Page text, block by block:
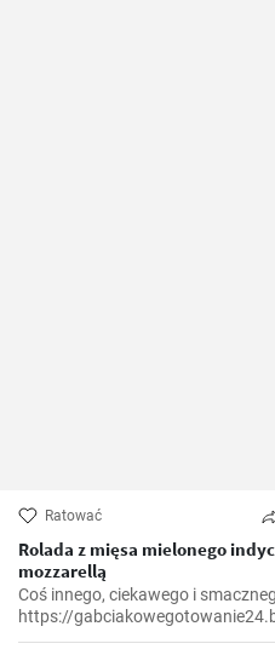
Ratować
Rolada z mięsa mielonego
mozzarellą
Coś innego, ciekawego i
https://
miesa-mielonego-indyczego-